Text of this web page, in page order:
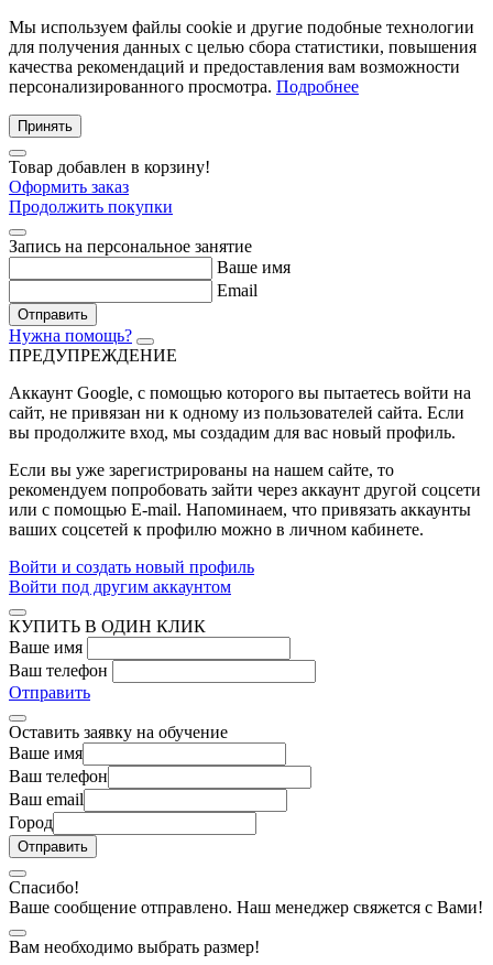
Мы используем файлы cookie и другие подобные технологии
для получения данных с целью сбора статистики, повышения
качества рекомендаций и предоставления вам возможности
персонализированного просмотра. Подробнее
Принять
Товар добавлен в корзину!
Оформить заказ
Продолжить покупки
Запись на персональное занятие
Ваше имя
Email
Отправить
Нужна помощь?
ПРЕДУПРЕЖДЕНИЕ
Аккаунт Google, с помощью которого вы пытаетесь войти на
сайт, не привязан ни к одному из пользователей сайта. Если
вы продолжите вход, мы создадим для вас новый профиль.
Если вы уже зарегистрированы на нашем сайте, то
рекомендуем попробовать зайти через аккаунт другой соцсети
или с помощью E-mail. Напоминаем, что привязать аккаунты
ваших соцсетей к профилю можно в личном кабинете.
Войти и создать новый профиль
Войти под другим аккаунтом
КУПИТЬ В ОДИН КЛИК
Ваше имя
Ваш телефон
Отправить
Оставить заявку на обучение
Ваше имя
Ваш телефон
Ваш email
Город
Спасибо!
Ваше сообщение отправлено. Наш менеджер свяжется с Вами!
Вам необходимо выбрать размер!